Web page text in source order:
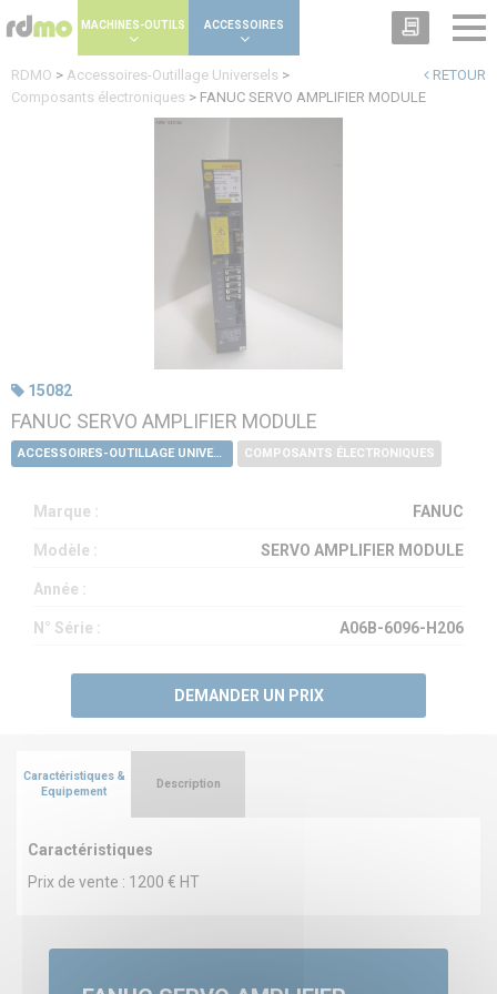
MACHINES-OUTILS ACCESSOIRES
RETOUR
RDMO > Accessoires-Outillage Universels >
Composants électroniques > FANUC SERVO AMPLIFIER MODULE
15082
FANUC SERVO AMPLIFIER MODULE
ACCESSOIRES-OUTILLAGE UNIVERSELS COMPOSANTS ÉLECTRONIQUES
Marque : FANUC
Modèle : SERVO AMPLIFIER MODULE
Année :
N° Série : A06B-6096-H206
DEMANDER UN PRIX
Caractéristiques &
Equipement
Caractéristiques
Prix de vente : 1200 € HT
Description